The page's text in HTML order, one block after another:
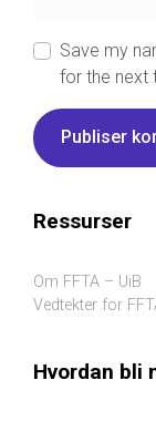
Save my
for the next
Ressurser
Om FFTA – UiB
Vedtekter for
Hvordan bli